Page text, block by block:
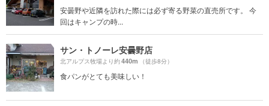
安曇野や近隣を訪れた際には必ず寄る野菜の直売所です。 今
回はキャンプの時...
サン・トノーレ安曇野店
北アルプス牧場より約440m （徒歩8分）
食パンがとても美味しい！